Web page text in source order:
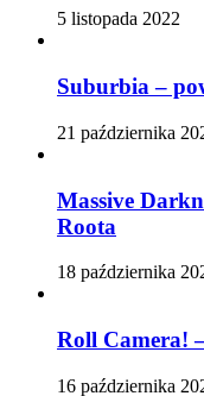
5 listopada 2022
Suburbia –
21 października
Massive
Roota
18 października
Roll Camera!
16 października